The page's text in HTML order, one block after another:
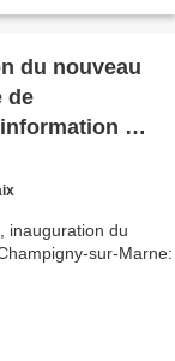
du nouveau
de
du